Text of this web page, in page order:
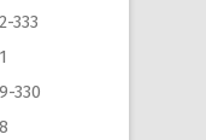
333
330